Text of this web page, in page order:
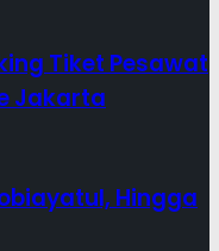
Tiket Pesawat
Jakarta
Hingga